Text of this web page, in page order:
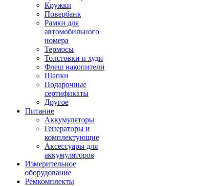
Кружки
Повербанк
Рамки для
автомобильного
номера
Термосы
Толстовки и худи
Флеш накопители
Шапки
Подарочные
сертификаты
Другое
Питание
Аккумуляторы
Генераторы и
комплектующие
Аксессуары для
аккумуляторов
Измерительное
оборудование
Ремкомплекты